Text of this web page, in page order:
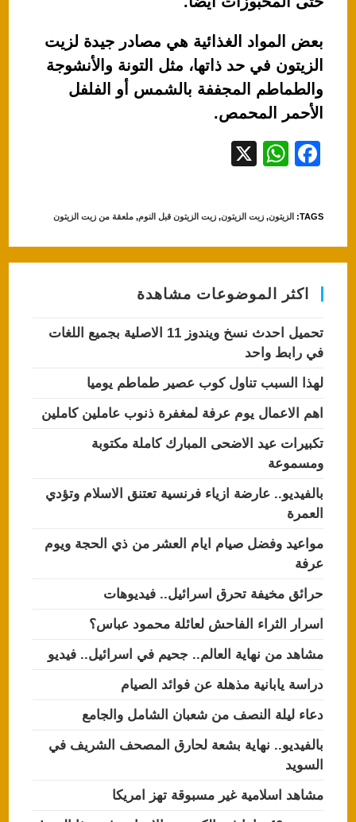
بعض المواد الغذائية هي مصادر جيدة لزيت
الزيتون في حد ذاتها، مثل التونة والأنشوجة
والطماطم المجففة بالشمس أو الفلفل
الأحمر المحمص.
F
c
e
b
o
o
k
W
at
s
A
p
TAGS
: الزيتون, زيت الزيتون, زيت الزيتون قبل النوم, ملعقة من زيت الزيتون
اكثر الموضوعات مشاهدة
تحميل احدث نسخ ويندوز 11 الاصلية بجميع اللغات
في رابط واحد
لهذا السبب تناول كوب عصير طماطم يوميا
اهم الاعمال يوم عرفة لمغفرة ذنوب عاملين كاملين
تكبيرات عيد الاضحى المبارك كاملة مكتوبة
ومسموعة
بالفيديو.. عارضة ازياء فرنسية تعتنق الاسلام وتؤدي
العمرة
مواعيد وفضل صيام ايام العشر من ذي الحجة ويوم
عرفة
حرائق مخيفة تحرق اسرائيل.. فيديوهات
اسرار الثراء الفاحش لعائلة محمود عباس؟
مشاهد من نهاية العالم.. جحيم في اسرائيل.. فيديو
دراسة يابانية مذهلة عن فوائد الصيام
دعاء ليلة النصف من شعبان الشامل والجامع
بالفيديو.. نهاية بشعة لحارق المصحف الشريف في
السويد
مشاهد اسلامية غير مسبوقة تهز امريكا